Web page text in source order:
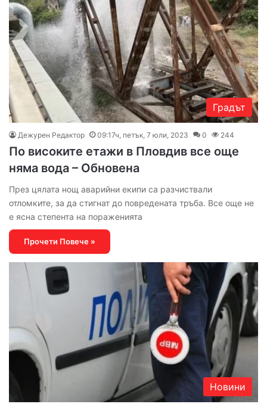
Градът
Дежурен Редактор 09:17ч, петък, 7 юли, 2023 0 244
По високите етажи в Пловдив все още
няма вода – Обновена
През цялата нощ аварийни екипи са разчиствали
отломките, за да стигнат до повредената тръба. Все още не
е ясна степента на пораженията
Прочети Повече »
Новини